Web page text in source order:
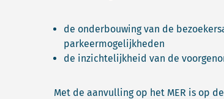
de onderbouwing van de
parkeermogelijkheden
de inzichtelijkheid van de
Met de aanvulling op het MER is op